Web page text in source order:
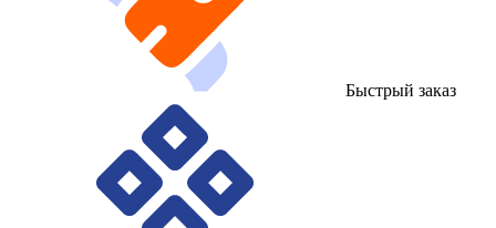
Быстрый заказ